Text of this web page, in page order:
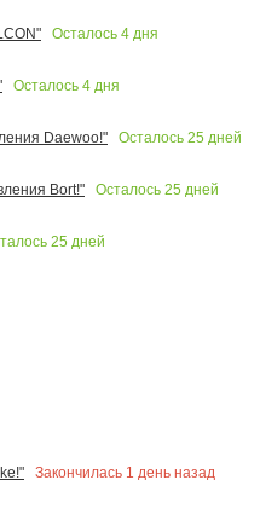
Осталось 4 дня
Осталось 4 дня
Daewoo!"
Осталось 25 дней
Bort!"
Осталось 25 дней
25 дней
Закончилась 1 день назад